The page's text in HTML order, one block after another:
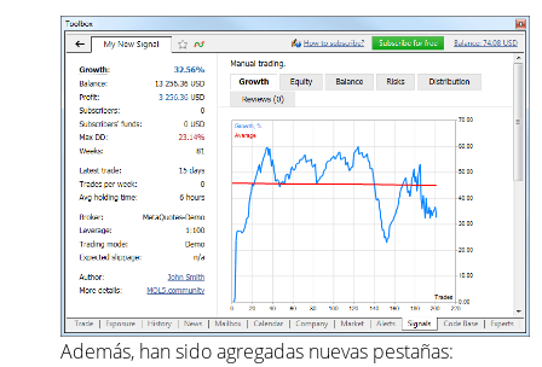
Además, han sido agregadas nuevas pestañas: